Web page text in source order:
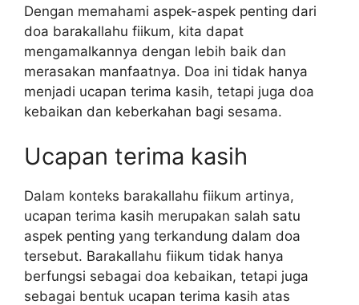
Dengan memahami aspek-aspek penting dari
doa barakallahu fiikum, kita dapat
mengamalkannya dengan lebih baik dan
merasakan manfaatnya. Doa ini tidak hanya
menjadi ucapan terima kasih, tetapi juga doa
kebaikan dan keberkahan bagi sesama.
Ucapan terima kasih
Dalam konteks barakallahu fiikum artinya,
ucapan terima kasih merupakan salah satu
aspek penting yang terkandung dalam doa
tersebut. Barakallahu fiikum tidak hanya
berfungsi sebagai doa kebaikan, tetapi juga
sebagai bentuk ucapan terima kasih atas